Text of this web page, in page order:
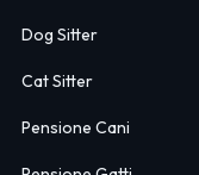
Dog Sitter
Cat Sitter
Pensione Cani